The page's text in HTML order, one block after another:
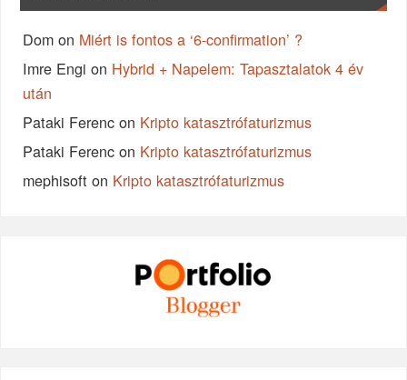
Dom on Miért is fontos a ‘6-confirmation’ ?
Imre Engi on Hybrid + Napelem: Tapasztalatok 4 év
után
Pataki Ferenc on Kripto katasztrófaturizmus
Pataki Ferenc on Kripto katasztrófaturizmus
mephisoft on Kripto katasztrófaturizmus